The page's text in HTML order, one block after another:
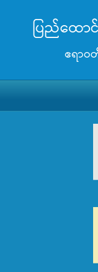
ပြည်ထော
ဧရာဝ